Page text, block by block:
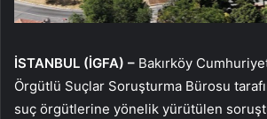
İSTANBUL (İGFA) – Bakırköy Cumhuriyet
Örgütlü Suçlar Soruşturma Bürosu
suç örgütlerine yönelik yürütülen